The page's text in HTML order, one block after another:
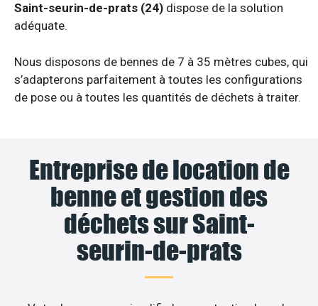
Saint-seurin-de-prats (24) dispose de la solution
adéquate.
Nous disposons de bennes de 7 à 35 mètres cubes, qui
s’adapterons parfaitement à toutes les configurations
de pose ou à toutes les quantités de déchets à traiter.
Entreprise de location de
benne et gestion des
déchets sur Saint-
seurin-de-prats